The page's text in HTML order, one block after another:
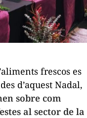
frescos es
d’aquest Nadal,
sobre com
al sector de la